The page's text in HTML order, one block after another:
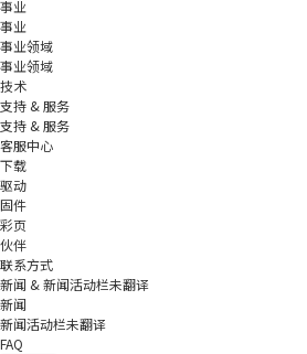
事业
事业
事业领域
事业领域
技术
支持 & 服务
支持 & 服务
客服中心
下载
驱动
固件
彩页
伙伴
联系方式
新闻 & 新闻活动栏未翻译
新闻
新闻活动栏未翻译
FAQ